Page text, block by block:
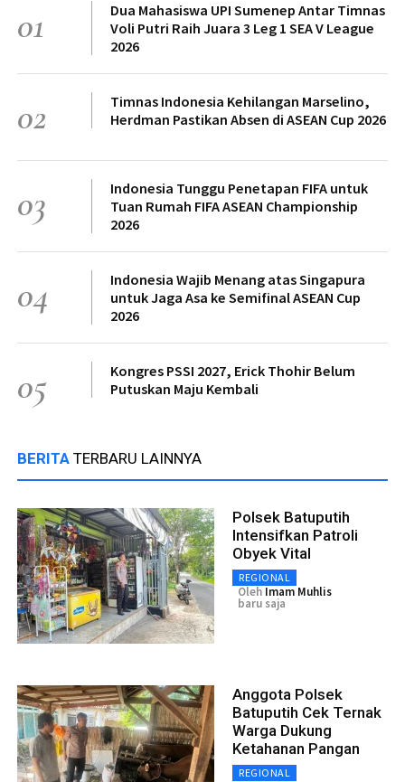
01
Dua Mahasiswa UPI Sumenep Antar Timnas
Voli Putri Raih Juara 3 Leg 1 SEA V League
2026
02
Timnas Indonesia Kehilangan Marselino,
Herdman Pastikan Absen di ASEAN Cup 2026
03
Indonesia Tunggu Penetapan FIFA untuk
Tuan Rumah FIFA ASEAN Championship
2026
04
Indonesia Wajib Menang atas Singapura
untuk Jaga Asa ke Semifinal ASEAN Cup
2026
05
Kongres PSSI 2027, Erick Thohir Belum
Putuskan Maju Kembali
BERITA TERBARU LAINNYA
Polsek Batuputih
Intensifkan Patroli
Obyek Vital
REGIONAL
Oleh Imam Muhlis
baru saja
Anggota Polsek
Batuputih Cek Ternak
Warga Dukung
Ketahanan Pangan
REGIONAL